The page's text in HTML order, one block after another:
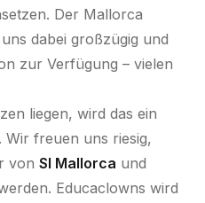
Der Mallorca
dabei großzügig und
zur Verfügung – vielen
liegen, wird das ein
freuen uns riesig,
von SI Mallorca und
Educaclowns wird